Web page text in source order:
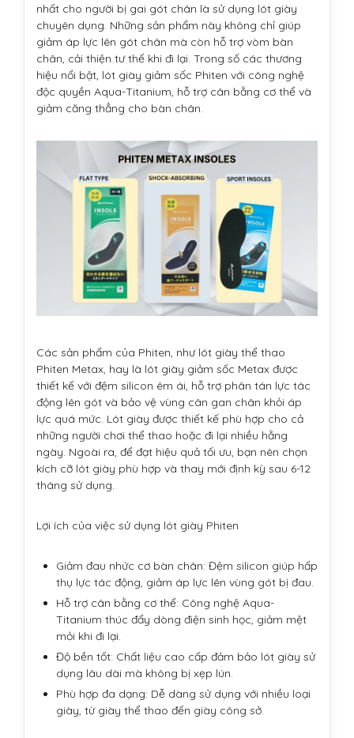
nhất cho người bị gai gót chân là sử dụng lót giày
chuyên dụng. Những sản phẩm này không chỉ giúp
giảm áp lực lên gót chân mà còn hỗ trợ vòm bàn
chân, cải thiện tư thế khi đi lại. Trong số các thương
hiệu nổi bật, lót giày giảm sốc Phiten với công nghệ
độc quyền Aqua-Titanium, hỗ trợ cân bằng cơ thể và
giảm căng thẳng cho bàn chân.
Các sản phẩm của Phiten, như lót giày thể thao
Phiten Metax, hay là lót giày giảm sốc Metax được
thiết kế với đệm silicon êm ái, hỗ trợ phân tán lực tác
động lên gót và bảo vệ vùng cân gan chân khỏi áp
lực quá mức. Lót giày được thiết kế phù hợp cho cả
những người chơi thể thao hoặc đi lại nhiều hằng
ngày. Ngoài ra, để đạt hiệu quả tối ưu, bạn nên chọn
kích cỡ lót giày phù hợp và thay mới định kỳ sau 6-12
tháng sử dụng.
Lợi ích của việc sử dụng lót giày Phiten
Giảm đau nhức cơ bàn chân: Đệm silicon giúp hấp
thụ lực tác động, giảm áp lực lên vùng gót bị đau.
Hỗ trợ cân bằng cơ thể: Công nghệ Aqua-
Titanium thúc đẩy dòng điện sinh học, giảm mệt
mỏi khi đi lại.
Độ bền tốt: Chất liệu cao cấp đảm bảo lót giày sử
dụng lâu dài mà không bị xẹp lún.
Phù hợp đa dạng: Dễ dàng sử dụng với nhiều loại
giày, từ giày thể thao đến giày công sở.